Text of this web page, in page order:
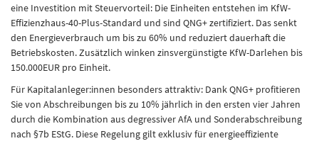
eine Investition mit Steuervorteil: Die Einheiten entstehen im KfW-
Effizienzhaus-40-Plus-Standard und sind QNG+ zertifiziert. Das senkt
den Energieverbrauch um bis zu 60% und reduziert dauerhaft die
Betriebskosten. Zusätzlich winken zinsvergünstigte KfW-Darlehen bis
150.000EUR pro Einheit.
Für Kapitalanleger:innen besonders attraktiv: Dank QNG+ profitieren
Sie von Abschreibungen bis zu 10% jährlich in den ersten vier Jahren
durch die Kombination aus degressiver AfA und Sonderabschreibung
nach §7b EStG. Diese Regelung gilt exklusiv für energieeffiziente